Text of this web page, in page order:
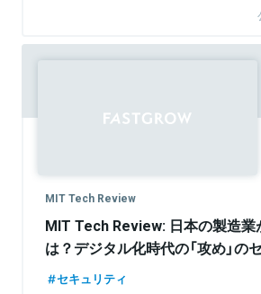
MIT Tech Review
MIT Tech Review: 日本の製造業
は？デジタル化時代の「攻め」の
セキュリティ